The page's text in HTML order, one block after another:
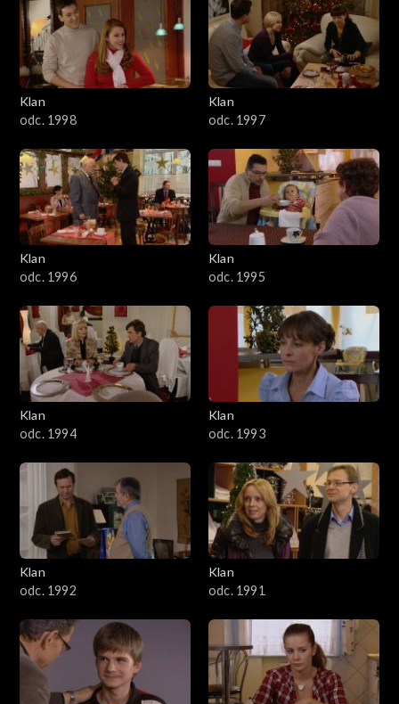
4201–4300
4101–4200
3901–4000
3801–3900
3701–3800
3601–3700
3501–3600
3401–3500
3201–3300
3101–3200
3001–3100
2901–3000
2801–2900
Klan
odc. 1998
Klan
odc. 1997
Klan
odc. 1996
Klan
odc. 1995
Klan
odc. 1994
Klan
odc. 1993
Klan
odc. 1992
Klan
odc. 1991